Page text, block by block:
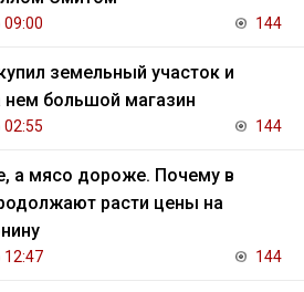
09:00 144
земельный участок и
нем большой магазин
02:55 144
а мясо дороже. Почему в
расти цены на
12:47 144